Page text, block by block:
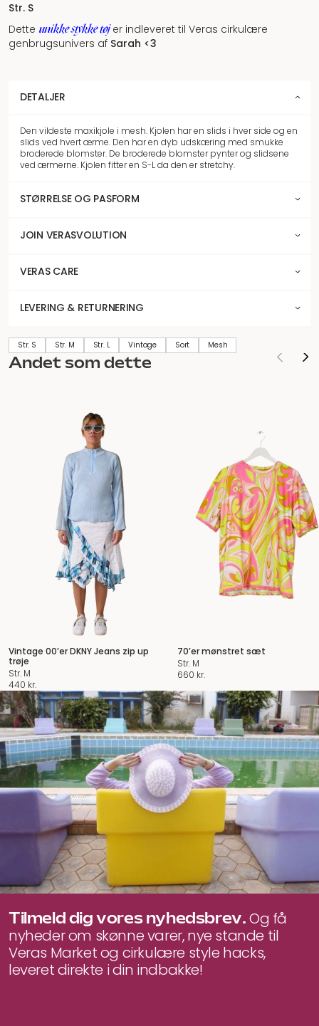
Str. S
Dette unikke stykke tøjer indleveret til Veras cirkulære
genbrugsunivers af Sarah <3
DETALJER
Den vildeste maxikjole i mesh. Kjolen har en slids i hver side og en
slids ved hvert ærme. Den har en dyb udskæring med smukke
broderede blomster. De broderede blomster pynter og slidsene
ved ærmerne. Kjolen fitter en S-L da den er stretchy.
STØRRELSE OG PASFORM
JOIN VERASVOLUTION
VERAS CARE
LEVERING & RETURNERING
Str. S Str. M Str. L Vintage Sort Mesh
Andet som dette
Vintage 00’er DKNY Jeans zip up
trøje
Str. M
440 kr.
70’er mønstret sæt
Str. M
660 kr.
Tilmeld dig vores nyhedsbrev.Og få
nyheder om skønne varer, nye stande til
Veras Market og cirkulære style hacks,
leveret direkte i din indbakke!